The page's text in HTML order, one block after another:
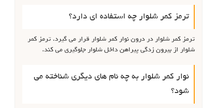
ترمز کمر شلوار چه استفاده ای دارد؟
ترمز کمر شلوار در درون نوار کمر شلوار قرار می گیرد. ترمز کمر
شلوار از بیرون زدگی پیراهن داخل شلوار جلوگیری می کند.
نوار کمر شلوار به چه نام های دیگری شناخته می
شود؟